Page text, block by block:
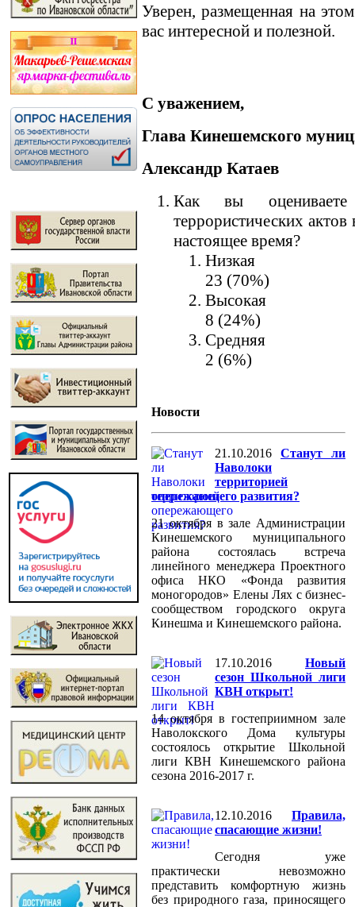
Уверен, размещенная на
вас интересной и полезной.
С уважением,
Глава Кинешемского
Александр Катаев
Как вы оцениваете
террористических
настоящее время?
Низкая
23 (70%)
Высокая
8 (24%)
Средняя
2 (6%)
Новости
21.10.2016
Станут ли
Наволоки
территорией
опережающего развития?
21 октября в зале Администрации
Кинешемского муниципального
района состоялась встреча
линейного менеджера Проектного
офиса НКО «Фонда развития
моногородов» Елены Лях с бизнес-
сообществом городского округа
Кинешма и Кинешемского района.
17.10.2016
Новый
сезон Школьной лиги
КВН открыт!
14 октября в гостеприимном зале
Наволокского Дома культуры
состоялось открытие Школьной
лиги КВН Кинешемского района
сезона 2016-2017 г.
12.10.2016
Правила,
спасающие жизни!
Сегодня уже
практически невозможно
представить комфортную жизнь
без природного газа, приносящего